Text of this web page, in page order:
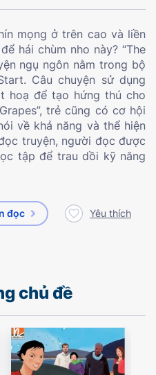
mọng ở trên cao và liền
hái chùm nho này? “The
ngụ ngôn nằm trong bộ
Câu chuyện sử dụng
hoạ để tạo hứng thú cho
trẻ cũng có cơ hội
về khả năng và thể hiện
truyện, người đọc được
tập để trau dồi kỹ năng
đọc Yêu thích
chủ đề